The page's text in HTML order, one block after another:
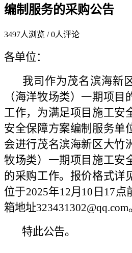
编制服务的采购公告
3497人浏览 /0人评论
各单位：
我司作为茂名滨海新
（海洋牧场类）一期项目
工作，为满足项目施工安
安全保障方案编制服务单
会进行茂名滨海新区大竹
牧场类）一期项目施工安
的采购工作。报价格式详
位于2025年12月 10 日 17点
箱地址323431302@qq.com
特此公告。